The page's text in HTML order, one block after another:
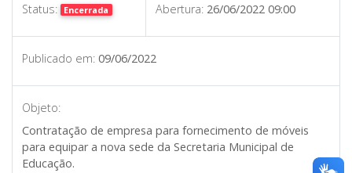
Status: Encerrada Abertura: 26/06/2022 09:00
Publicado em: 09/06/2022
Objeto:
Contratação de empresa para fornecimento de móveis
para equipar a nova sede da Secretaria Municipal de
Educação.